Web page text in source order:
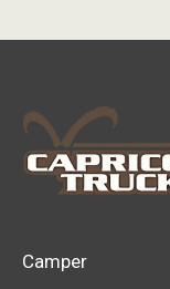
Camper